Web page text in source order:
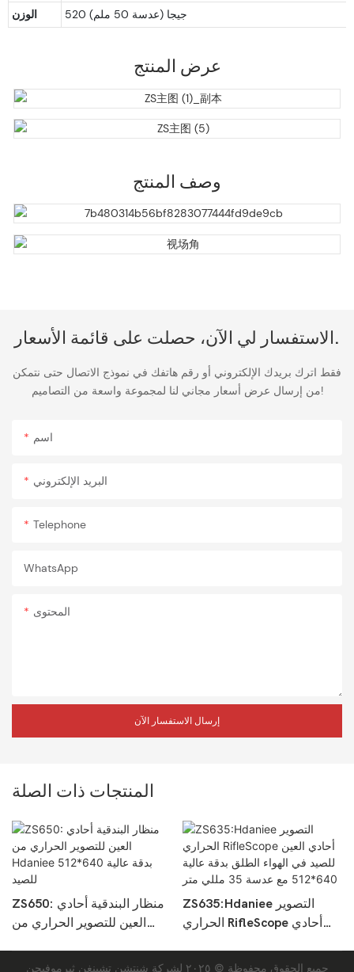
الوزن 520 جيجا (عدسة 50 ملم)
عرض المنتج
وصف المنتج
الاستفسار لي الآن، حصلت على قائمة الأسعار.
فقط اترك بريدك الإلكتروني أو رقم هاتفك في نموذج الاتصال حتى نتمكن
من إرسال عرض أسعار مجاني لنا لمجموعة واسعة من التصاميم!
اسم
البريد الإلكتروني
Telephone
WhatsApp
المحتوى
إرسال الاستفسار الآن
المنتجات ذات الصلة
ZS650: منظار البندقية أحادي
العين للتصوير الحراري من
ZS635:Hdaniee التصوير
الحراري RifleScope أحادي
جميع الحقوق محفوظة © ٢٠٢٥ لشركة شنتشن تشينغن ثيرموفيجن